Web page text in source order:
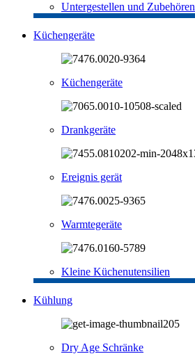
Untergestellen und Zubehören
Küchengeräte
Küchengeräte
Drankgeräte
Ereignis gerät
Warmtegeräte
Kleine Küchenutensilien
Kühlung
Dry Age Schränke